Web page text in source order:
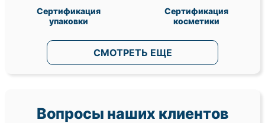
Сертификация
упаковки
Сертификация
косметики
СМОТРЕТЬ ЕЩЕ
Вопросы наших клиентов